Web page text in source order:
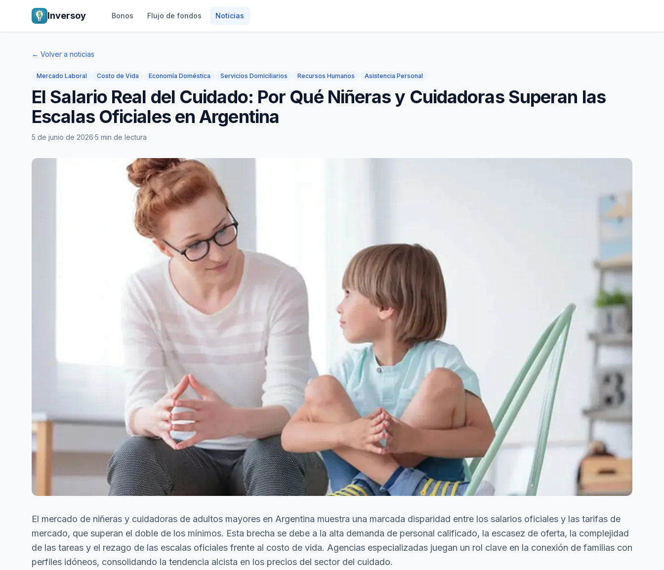
Inversoy Bonos Flujo de fondos Noticias
← Volver a noticias
Mercado Laboral Costo de Vida Economía Doméstica Servicios Domiciliarios Recursos Humanos Asistencia Personal
El Salario Real del Cuidado: Por Qué Niñeras y Cuidadoras Superan las
Escalas Oficiales en Argentina
5 de junio de 2026·5 min de lectura
El mercado de niñeras y cuidadoras de adultos mayores en Argentina muestra una marcada disparidad entre los salarios oficiales y las tarifas de
mercado, que superan el doble de los mínimos. Esta brecha se debe a la alta demanda de personal calificado, la escasez de oferta, la complejidad
de las tareas y el rezago de las escalas oficiales frente al costo de vida. Agencias especializadas juegan un rol clave en la conexión de familias con
perfiles idóneos, consolidando la tendencia alcista en los precios del sector del cuidado.